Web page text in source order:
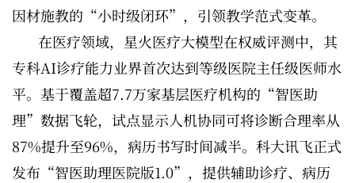
因材施教的“小时级闭环”，引领教学范式变革。
在医疗领域，星火医疗大模型在权威评测中，其
专科AI诊疗能力业界首次达到等级医院主任级医师水
平。基于覆盖超7.7万家基层医疗机构的“智医助
理”数据飞轮，试点显示人机协同可将诊断合理率从
87%提升至96%，病历书写时间减半。科大讯飞正式
发布“智医助理医院版1.0”，提供辅助诊疗、病历